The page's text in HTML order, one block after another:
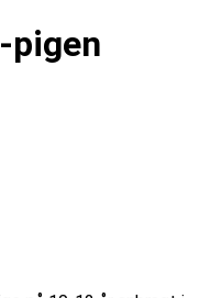
pigen